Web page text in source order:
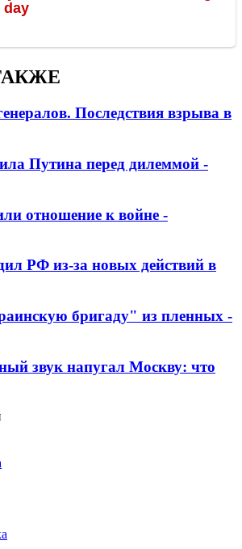
Последствия взрыва в
Путина перед дилеммой -
отношение к войне -
РФ из-за новых действий в
бригаду" из пленных -
звук напугал Москву: что